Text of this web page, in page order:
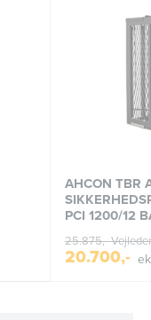
AHCON TBR
PCI 1200/12
25.875,-
20.700,-